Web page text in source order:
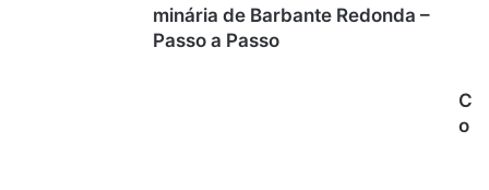
minária de Barbante Redonda –
Passo a Passo
C
o